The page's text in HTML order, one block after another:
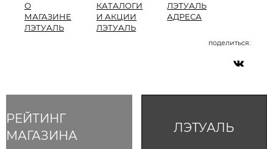
РЕЙТИНГ
МАГАЗИНА
О
МАГАЗИНЕ
ЛЭТУАЛЬ
КАТАЛОГИ
И АКЦИИ
ЛЭТУАЛЬ
ЛЭТУАЛЬ
АДРЕСА
поделиться:
ЛЭТУАЛЬ